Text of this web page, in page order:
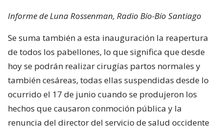
Informe de Luna Rossenman, Radio Bío-Bío Santiago
Se suma también a esta inauguración la reapertura
de todos los pabellones, lo que significa que desde
hoy se podrán realizar cirugías partos normales y
también cesáreas, todas ellas suspendidas desde lo
ocurrido el 17 de junio cuando se produjeron los
hechos que causaron conmoción pública y la
renuncia del director del servicio de salud occidente